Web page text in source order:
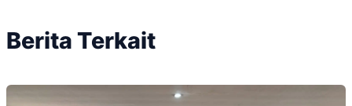
Berita Terkait